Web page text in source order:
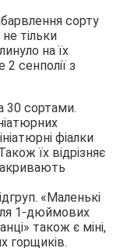
сорту
тільки
на їх
сенполії з
30 сортами.
фіалки
їх відрізняє
«Маленькі
1-дюймових
також є міні,
горщиків.